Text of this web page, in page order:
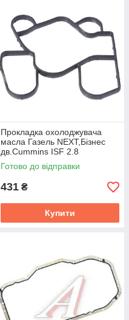
Прокладка охолоджувача
масла Газель NEXT,Бiзнес
дв.Cummins ISF 2.8
(Cummins) 5262903
Готово до відправки
431 ₴
Купити